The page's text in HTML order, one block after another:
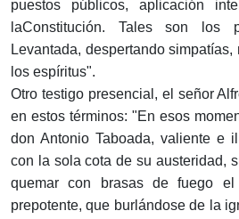
puestos públicos, aplicación
laConstitución. Tales son los
Levantada, despertando
los espíritus".
Otro testigo presencial, el señor
en estos términos: "En esos
don Antonio Taboada, valiente e
con la sola cota de su austeridad,
quemar con brasas de fuego
prepotente, que burlándose de la